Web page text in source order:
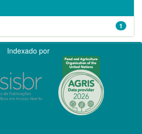
1
Indexado por